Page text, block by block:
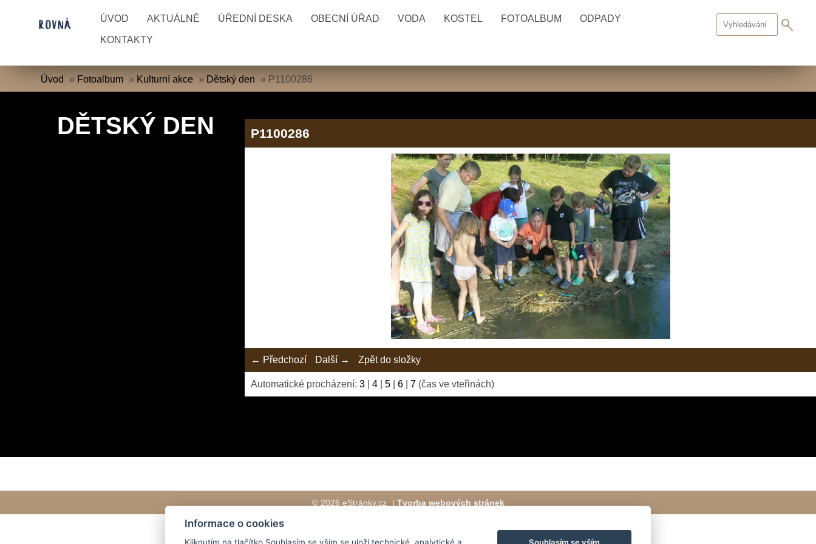
ÚVOD AKTUÁLNĚ ÚŘEDNÍ DESKA OBECNÍ ÚŘAD VODA KOSTEL FOTOALBUM ODPADY
KONTAKTY
Úvod » Fotoalbum » Kulturní akce » Dětský den » P1100286
DĚTSKÝ DEN P1100286
← Předchozí Další → Zpět do složky
Automatické procházení:3 |4 |5 |6 |7 (čas ve vteřinách)
© 2026 eStránky.cz | Tvorba webových stránek
Informace o cookies